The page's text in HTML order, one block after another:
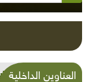
العناوين الداخلية